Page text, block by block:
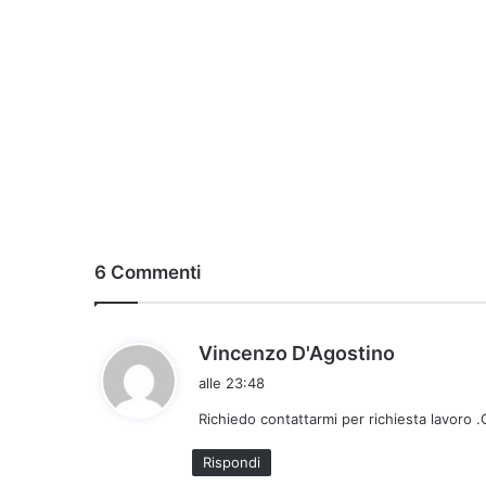
6 Commenti
Vincenzo D'Agostino
e
alle 23:48
Richiedo contattarmi per richiesta lavoro
Rispondi